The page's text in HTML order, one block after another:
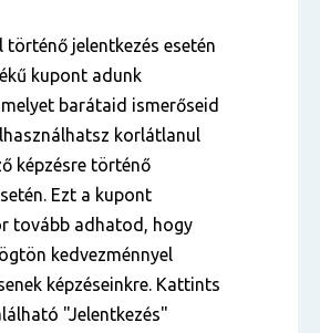
jelentkezés esetén
kupont adunk
barátaid ismerőseid
korlátlanul
képzésre történő
Ezt a kupont
tovább adhatod, hogy
kedvezménnyel
képzéseinkre. Kattints
"Jelentkezés"